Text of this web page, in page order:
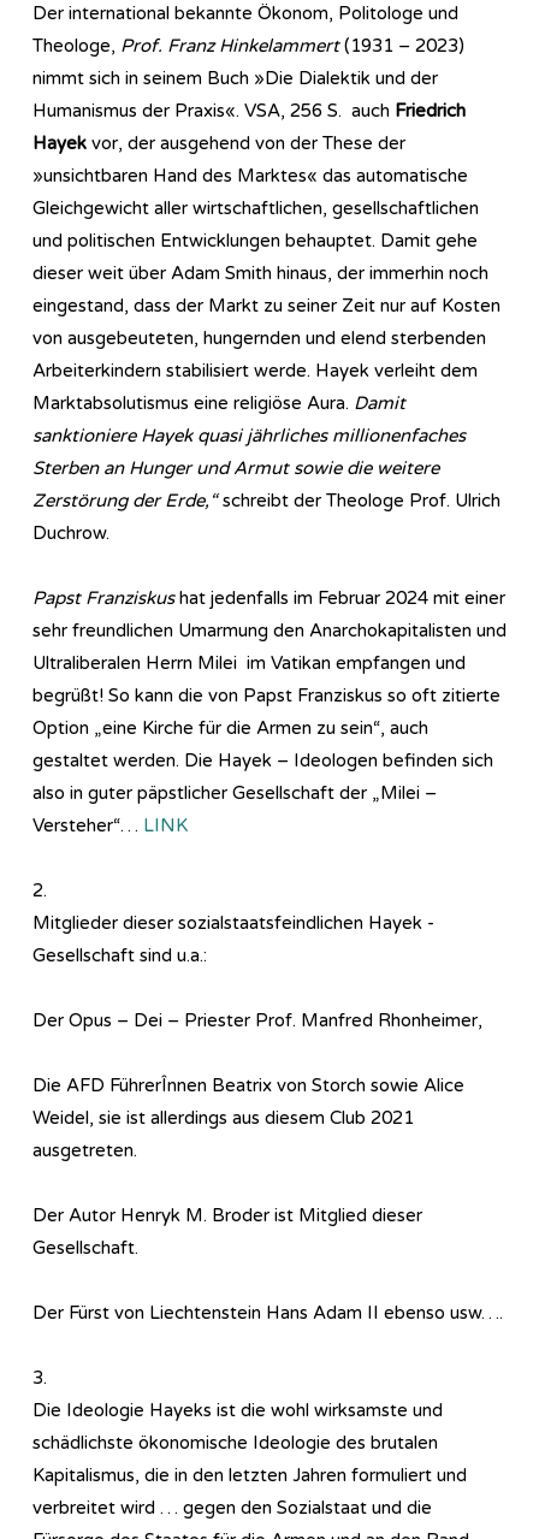
Der international bekannte Ökonom, Politologe und
Theologe, Prof. Franz Hinkelammert(1931 – 2023)
nimmt sich in seinem Buch »Die Dialektik und der
Humanismus der Praxis«. VSA, 256 S. auch Friedrich
Hayek vor, der ausgehend von der These der
»unsichtbaren Hand des Marktes« das automatische
Gleichgewicht aller wirtschaftlichen, gesellschaftlichen
und politischen Entwicklungen behauptet. Damit gehe
dieser weit über Adam Smith hinaus, der immerhin noch
eingestand, dass der Markt zu seiner Zeit nur auf Kosten
von ausgebeuteten, hungernden und elend sterbenden
Arbeiterkindern stabilisiert werde. Hayek verleiht dem
Marktabsolutismus eine religiöse Aura. Damit
sanktioniere Hayek quasi jährliches millionenfaches
Sterben an Hunger und Armut sowie die weitere
Zerstörung der Erde,“schreibt der Theologe Prof. Ulrich
Duchrow.
Papst Franziskushat jedenfalls im Februar 2024 mit einer
sehr freundlichen Umarmung den Anarchokapitalisten und
Ultraliberalen Herrn Milei im Vatikan empfangen und
begrüßt! So kann die von Papst Franziskus so oft zitierte
Option „eine Kirche für die Armen zu sein“, auch
gestaltet werden. Die Hayek – Ideologen befinden sich
also in guter päpstlicher Gesellschaft der „Milei –
Versteher“… LINK
2.
Mitglieder dieser sozialstaatsfeindlichen Hayek -
Gesellschaft sind u.a.:
Der Opus – Dei – Priester Prof. Manfred Rhonheimer,
Die AFD FührerÎnnen Beatrix von Storch sowie Alice
Weidel, sie ist allerdings aus diesem Club 2021
ausgetreten.
Der Autor Henryk M. Broder ist Mitglied dieser
Gesellschaft.
Der Fürst von Liechtenstein Hans Adam II ebenso usw….
3.
Die Ideologie Hayeks ist die wohl wirksamste und
schädlichste ökonomische Ideologie des brutalen
Kapitalismus, die in den letzten Jahren formuliert und
verbreitet wird … gegen den Sozialstaat und die